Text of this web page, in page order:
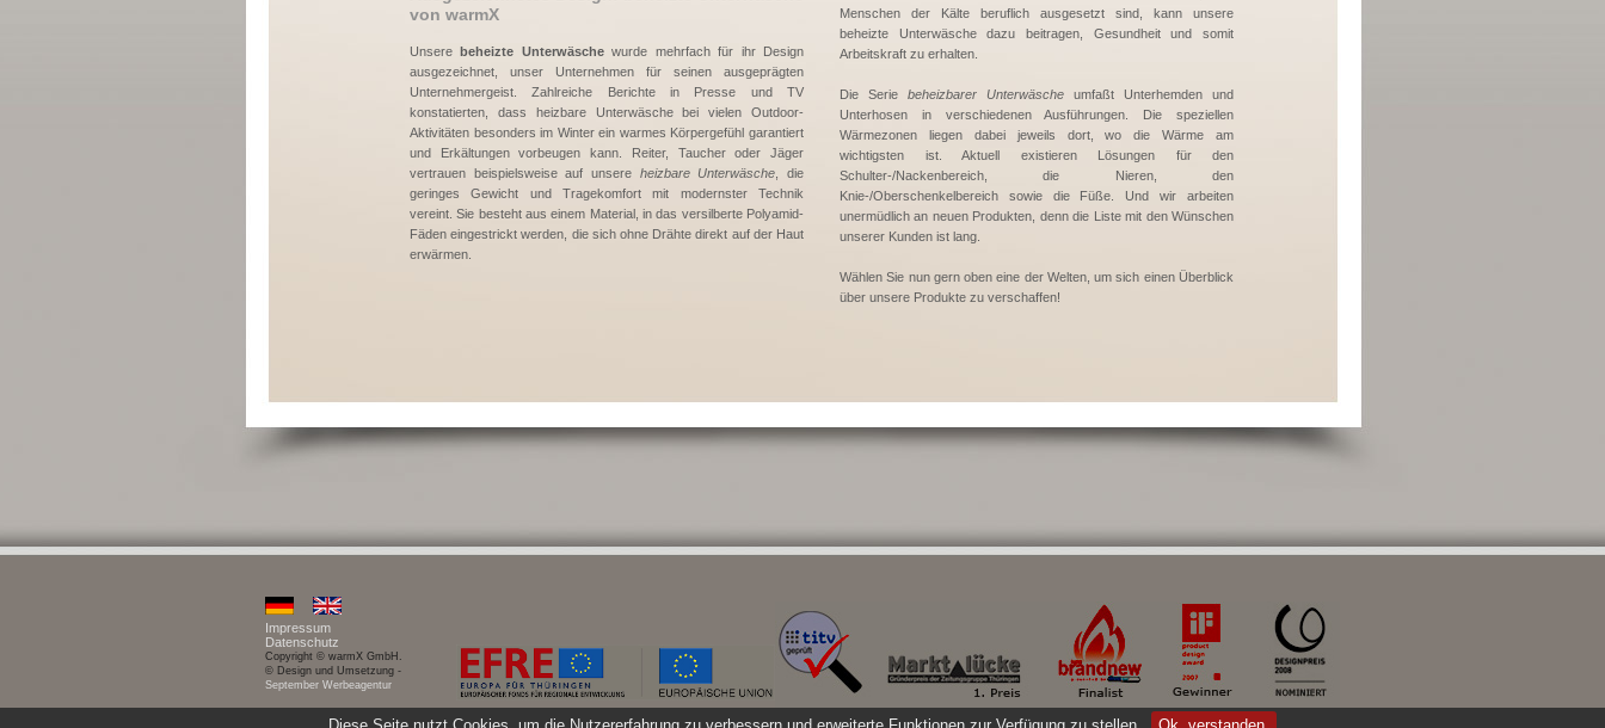
von warmX
Unsere beheizte Unterwäschewurde mehrfach für ihr Design
ausgezeichnet, unser Unternehmen für seinen ausgeprägten
Unternehmergeist. Zahlreiche Berichte in Presse und TV
konstatierten, dass heizbare Unterwäsche bei vielen Outdoor-
Aktivitäten besonders im Winter ein warmes Körpergefühl garantiert
und Erkältungen vorbeugen kann. Reiter, Taucher oder Jäger
vertrauen beispielsweise auf unsere heizbare Unterwäsche, die
geringes Gewicht und Tragekomfort mit modernster Technik
vereint. Sie besteht aus einem Material, in das versilberte Polyamid-
Fäden eingestrickt werden, die sich ohne Drähte direkt auf der Haut
erwärmen.
Menschen der Kälte beruflich ausgesetzt sind, kann unsere
beheizte Unterwäsche dazu beitragen, Gesundheit und somit
Arbeitskraft zu erhalten.
Die Serie beheizbarer Unterwäsche umfaßt Unterhemden und
Unterhosen in verschiedenen Ausführungen. Die speziellen
Wärmezonen liegen dabei jeweils dort, wo die Wärme am
wichtigsten ist. Aktuell existieren Lösungen für den
Schulter-/Nackenbereich, die Nieren, den
Knie-/Oberschenkelbereich sowie die Füße. Und wir arbeiten
unermüdlich an neuen Produkten, denn die Liste mit den Wünschen
unserer Kunden ist lang.
Wählen Sie nun gern oben eine der Welten, um sich einen Überblick
über unsere Produkte zu verschaffen!
Impressum
Datenschutz
Copyright © warmX GmbH.
© Design und Umsetzung -
September Werbeagentur